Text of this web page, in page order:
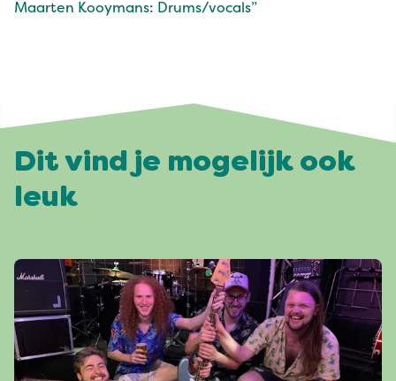
Maarten Kooymans: Drums/vocals
Dit vind je mogelijk ook
leuk